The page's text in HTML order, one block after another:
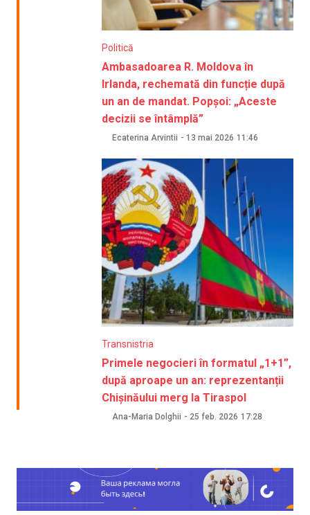
Politică
Ambasadoarea R. Moldova în
Irlanda, rechemată din funcție după
un an de mandat. Popșoi: „Aceste
decizii se întâmplă”
Ecaterina Arvintii - 13 mai 2026 11:46
Transnistria
Primele negocieri în formatul „1+1”,
după aproape un an: reprezentanții
Chișinăului merg la Tiraspol
Ana-Maria Dolghii - 25 feb. 2026 17:28